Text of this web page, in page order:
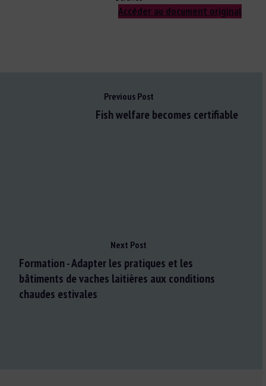
Accéder au document original
Previous Post
Fish welfare becomes certifiable
Next Post
Formation - Adapter les pratiques et les
bâtiments de vaches laitières aux conditions
chaudes estivales